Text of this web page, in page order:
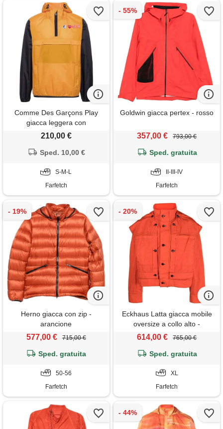
Comme Des Garçons Play
giacca leggera con
applicazione heart x k-way -
210,00 €
Sped. 10,00 €
S-M-L
Farfetch
Goldwin giacca pertex - rosso
357,00 € 793,00 €
Sped. gratuita
II-III-IV
Farfetch
Herno giacca con zip -
arancione
577,00 € 715,00 €
Sped. gratuita
50-56
Farfetch
Eckhaus Latta giacca mobile
oversize a collo alto -
arancione
614,00 € 765,00 €
Sped. gratuita
XL
Farfetch